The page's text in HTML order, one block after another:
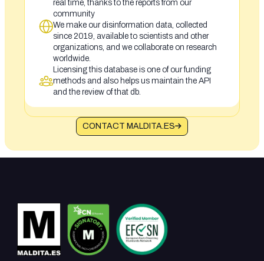
real time, thanks to the reports from our
community
We make our disinformation data, collected
since 2019, available to scientists and other
organizations, and we collaborate on research
worldwide.
Licensing this database is one of our funding
methods and also helps us maintain the API
and the review of that db.
CONTACT MALDITA.ES